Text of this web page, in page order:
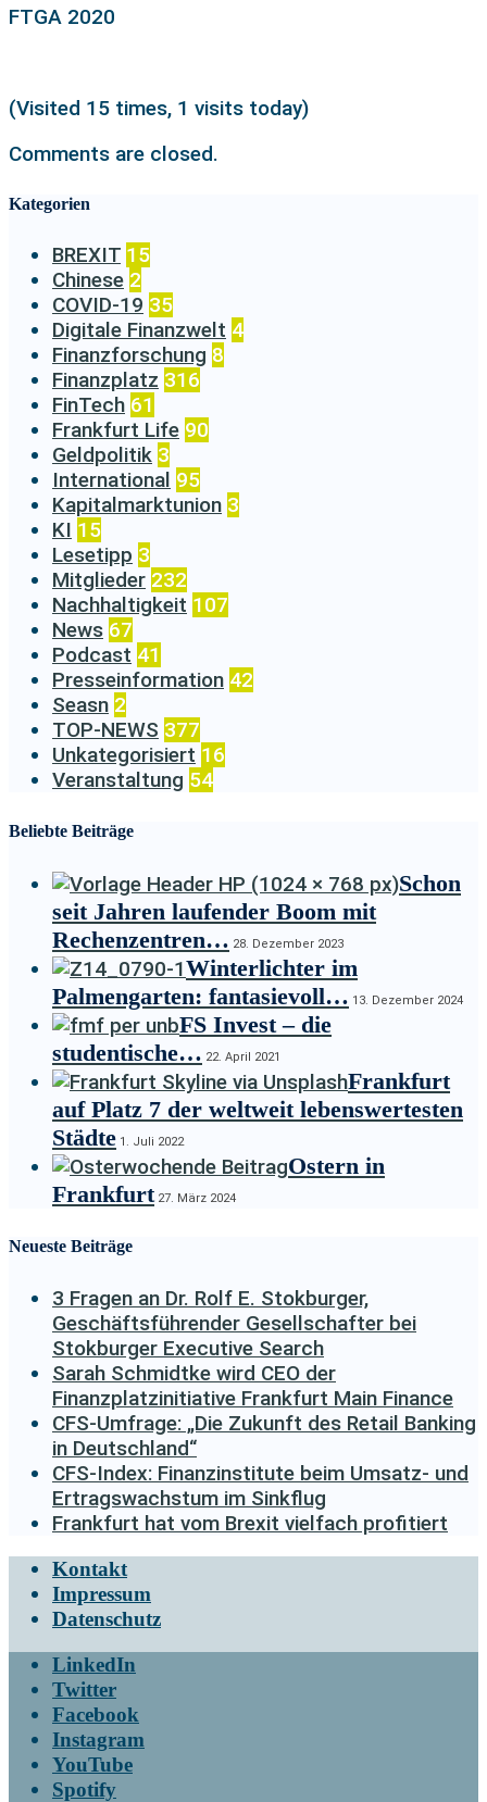
FTGA 2020
(Visited 15 times, 1 visits today)
Comments are closed.
Kategorien
BREXIT 15
Chinese 2
COVID-19 35
Digitale Finanzwelt 4
Finanzforschung 8
Finanzplatz 316
FinTech 61
Frankfurt Life 90
Geldpolitik 3
International 95
Kapitalmarktunion 3
KI 15
Lesetipp 3
Mitglieder 232
Nachhaltigkeit 107
News 67
Podcast 41
Presseinformation 42
Seasn 2
TOP-NEWS 377
Unkategorisiert 16
Veranstaltung 54
Beliebte Beiträge
Schon
seit Jahren laufender Boom mit
Rechenzentren… 28. Dezember 2023
Winterlichter im
Palmengarten: fantasievoll… 13. Dezember 2024
FS Invest – die
studentische… 22. April 2021
Frankfurt
auf Platz 7 der weltweit lebenswertesten
Städte 1. Juli 2022
Ostern in
Frankfurt27. März 2024
Neueste Beiträge
3 Fragen an Dr. Rolf E. Stokburger,
Geschäftsführender Gesellschafter bei
Stokburger Executive Search
Sarah Schmidtke wird CEO der
Finanzplatzinitiative Frankfurt Main Finance
CFS-Umfrage: „Die Zukunft des Retail Banking
in Deutschland“
CFS-Index: Finanzinstitute beim Umsatz- und
Ertragswachstum im Sinkflug
Frankfurt hat vom Brexit vielfach profitiert
Kontakt
Impressum
Datenschutz
LinkedIn
Twitter
Facebook
Instagram
YouTube
Spotify